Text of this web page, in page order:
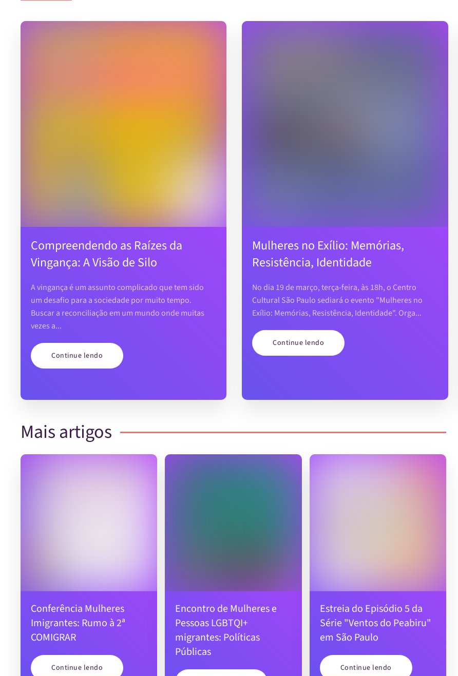
Compreendendo as Raízes da
Vingança: A Visão de Silo
A vingança é um assunto complicado que tem sido
um desafio para a sociedade por muito tempo.
Buscar a reconciliação em um mundo onde muitas
vezes a...
Continue lendo
Mulheres no Exílio: Memórias,
Resistência, Identidade
No dia 19 de março, terça-feira, às 18h, o Centro
Cultural São Paulo sediará o evento "Mulheres no
Exílio: Memórias, Resistência, Identidade". Orga...
Continue lendo
Mais artigos
Conferência Mulheres
Imigrantes: Rumo à 2ª
COMIGRAR
Continue lendo
Encontro de Mulheres e
Pessoas LGBTQI+
migrantes: Políticas
Públicas
Estreia do Episódio 5 da
Série "Ventos do Peabiru"
em São Paulo
Continue lendo